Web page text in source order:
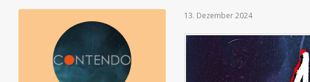
13. Dezember 2024